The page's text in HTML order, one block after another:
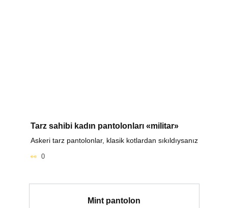
Tarz sahibi kadın pantolonları «militar»
Askeri tarz pantolonlar, klasik kotlardan sıkıldıysanız
0
Mint pantolon